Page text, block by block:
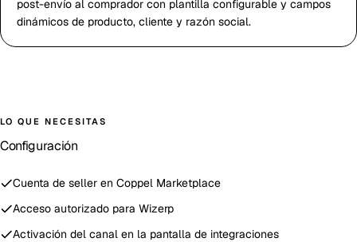
post-envío al comprador con plantilla configurable y campos
dinámicos de producto, cliente y razón social.
LO QUE NECESITAS
Configuración
Cuenta de seller en Coppel Marketplace
Acceso autorizado para Wizerp
Activación del canal en la pantalla de integraciones